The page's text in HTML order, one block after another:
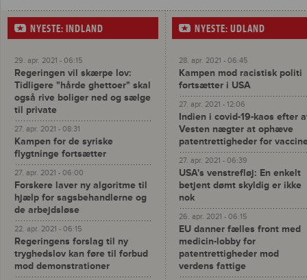
NYESTE: INDLAND
29. apr. 2021 - 06:15
Regeringen vil skærpe lov:
Tidligere "hårde ghettoer" skal
også rive boliger ned og sælge
til private
27. apr. 2021 - 08:31
Kampen for de syriske
flygtninge fortsætter
27. apr. 2021 - 06:00
Forskere laver ny algoritme til
hjælp for sagsbehandlerne og
de arbejdsløse
22. apr. 2021 - 06:15
Regeringens forslag til ny
tryghedslov kan føre til forbud
mod demonstrationer
NYESTE: UDLAND
28. apr. 2021 - 06:45
Kampen mod racistisk politi
fortsætter i USA
27. apr. 2021 - 12:06
Indien i covid-19-kaos efter
Vesten nægter at ophæve
patentrettigheder for
27. apr. 2021 - 06:39
USA's venstrefløj: En enkelt
betjent dømt skyldig er ikke
nok
26. apr. 2021 - 06:15
EU danner fælles front med
medicin-lobby for
patentrettigheder mod
verdens fattige